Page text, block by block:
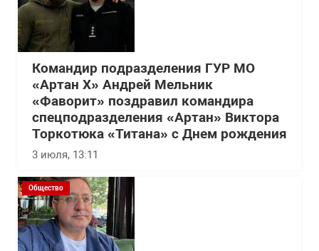
Командир подразделения ГУР МО
«Артан Х» Андрей Мельник
«Фаворит» поздравил командира
спецподразделения «Артан» Виктора
Торкотюка «Титана» с Днем рождения
3 июля, 13:11
Общество